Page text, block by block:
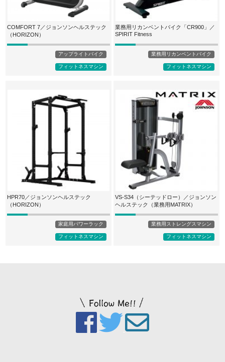
COMFORT 7／ジョンソンヘルステック
（HORIZON）
アップライトバイク
フィットネスマシン
業務用リカンベントバイク「CR900」／
SPIRIT Fitness
業務用リカンベントバイク
フィットネスマシン
HPR70／ジョンソンヘルステック
（HORIZON）
家庭用パワーラック
フィットネスマシン
VS-S34（シーテッドロー）／ジョンソン
ヘルステック（業務用MATRIX）
業務用ストレングスマシン
フィットネスマシン